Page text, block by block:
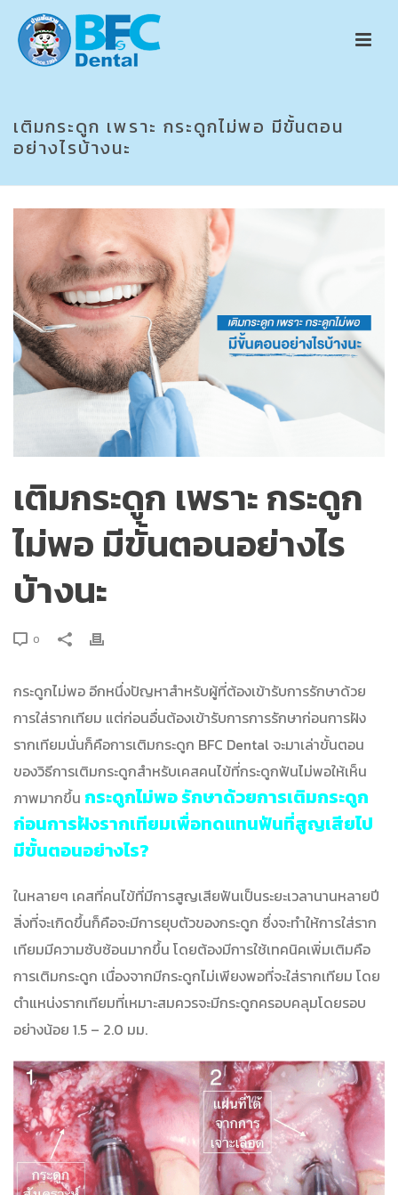
เติมกระดูก เพราะ กระดูกไม่พอ มีขั้นตอน
อย่างไรบ้างนะ
เติมกระดูก เพราะ กระดูก
ไม่พอ มีขั้นตอนอย่างไร
บ้างนะ
0
กระดูกไม่พอ อีกหนึ่งปัญหาสำหรับผู้ที่ต้องเข้ารับการรักษาด้วย
การใส่รากเทียม แต่ก่อนอื่นต้องเข้ารับการการรักษาก่อนการฝัง
รากเทียมนั่นก็คือการเติมกระดูก BFC Dental จะมาเล่าขั้นตอน
ของวิธีการเติมกระดูกสำหรับเคสคนไข้ที่กระดูกฟันไม่พอให้เห็น
ภาพมากขึ้น กระดูกไม่พอ รักษาด้วยการเติมกระดูก
ก่อนการฝังรากเทียมเพื่อทดแทนฟันที่สูญเสียไป
มีขั้นตอนอย่างไร?
ในหลายๆ เคสที่คนไข้ที่มีการสูญเสียฟันเป็นระยะเวลานานหลายปี
สิ่งที่จะเกิดขึ้นก็คือจะมีการยุบตัวของกระดูก ซึ่งจะทำให้การใส่ราก
เทียมมีความซับซ้อนมากขึ้น โดยต้องมีการใช้เทคนิคเพิ่มเติมคือ
การเติมกระดูก เนื่องจากมีกระดูกไม่เพียงพอที่จะใส่รากเทียม โดย
ตำแหน่งรากเทียมที่เหมาะสมควรจะมีกระดูกครอบคลุมโดยรอบ
อย่างน้อย 1.5 – 2.0 มม.